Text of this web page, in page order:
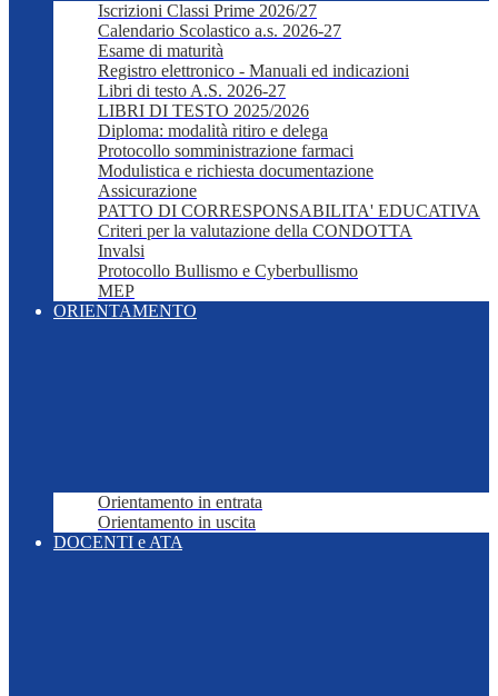
Iscrizioni Classi Prime 2026/27
Calendario Scolastico a.s. 2026-27
Esame di maturità
Registro elettronico - Manuali ed indicazioni
Libri di testo A.S. 2026-27
LIBRI DI TESTO 2025/2026
Diploma: modalità ritiro e delega
Protocollo somministrazione farmaci
Modulistica e richiesta documentazione
Assicurazione
PATTO DI CORRESPONSABILITA' EDUCATIVA
Criteri per la valutazione della CONDOTTA
Invalsi
Protocollo Bullismo e Cyberbullismo
MEP
ORIENTAMENTO
Orientamento in entrata
Orientamento in uscita
DOCENTI e ATA